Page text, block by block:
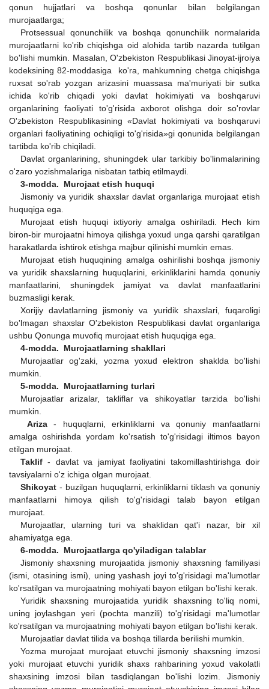
qonun hujjatlari va boshqa qonunlar bilan belgilangan
murojaatlarga;
Protsessual qonunchilik va boshqa qonunchilik normalarida
murojaatlarni ko'rib chiqishga oid alohida tartib nazarda tutilgan
bo'lishi mumkin. Masalan, O'zbekiston Respublikasi Jinoyat-ijroiya
kodeksining 82-moddasiga ko'ra, mahkumning chetga chiqishga
ruxsat so'rab yozgan arizasini muassasa ma'muriyati bir sutka
ichida ko'rib chiqadi yoki davlat hokimiyati va boshqaruvi
organlarining faoliyati to'g'risida axborot olishga doir so'rovlar
O'zbekiston Respublikasining«Davlat hokimiyati va boshqaruvi
organlari faoliyatining ochiqligi to'g'risida»gi qonunida belgilangan
tartibda ko'rib chiqiladi.
Davlat organlarining, shuningdek ular tarkibiy bo'linmalarining
o'zaro yozishmalariga nisbatan tatbiq etilmaydi.
3-modda. Murojaat etish huquqi
Jismoniy va yuridik shaxslar davlat organlariga murojaat etish
huquqiga ega.
Murojaat etish huquqi ixtiyoriy amalga oshiriladi. Hech kim
biron-bir murojaatni himoya qilishga yoxud unga qarshi qaratilgan
harakatlarda ishtirok etishga majbur qilinishi mumkin emas.
Murojaat etish huquqining amalga oshirilishi boshqa jismoniy
va yuridik shaxslarning huquqlarini, erkinliklarini hamda qonuniy
manfaatlarini, shuningdek jamiyat va davlat manfaatlarini
buzmasligi kerak.
Xorijiy davlatlarning jismoniy va yuridik shaxslari, fuqaroligi
bo'lmagan shaxslar O'zbekiston Respublikasi davlat organlariga
ushbu Qonunga muvofiq murojaat etish huquqiga ega.
4-modda. Murojaatlarning shakllari
Murojaatlar og'zaki, yozma yoxud elektron shaklda bo'lishi
mumkin.
5-modda. Murojaatlarning turlari
Murojaatlar arizalar, takliflar va shikoyatlar tarzida bo'lishi
mumkin.
Ariza- huquqlarni, erkinliklarni va qonuniy manfaatlarni
amalga oshirishda yordam ko'rsatish to'g'risidagi iltimos bayon
etilgan murojaat.
Taklif- davlat va jamiyat faoliyatini takomillashtirishga doir
tavsiyalarni o'z ichiga olgan murojaat.
Shikoyat - buzilgan huquqlarni, erkinliklarni tiklash va qonuniy
manfaatlarni himoya qilish to'g'risidagi talab bayon etilgan
murojaat.
Murojaatlar, ularning turi va shaklidan qat'i nazar, bir xil
ahamiyatga ega.
6-modda. Murojaatlarga qo'yiladigan talablar
Jismoniy shaxsning murojaatida jismoniy shaxsning familiyasi
(ismi, otasining ismi), uning yashash joyi to'g'risidagi ma'lumotlar
ko'rsatilgan va murojaatning mohiyati bayon etilgan bo'lishi kerak.
Yuridik shaxsning murojaatida yuridik shaxsning to'liq nomi,
uning joylashgan yeri (pochta manzili) to'g'risidagi ma'lumotlar
ko'rsatilgan va murojaatning mohiyati bayon etilgan bo'lishi kerak.
Murojaatlar davlat tilida va boshqa tillarda berilishi mumkin.
Yozma murojaat murojaat etuvchi jismoniy shaxsning imzosi
yoki murojaat etuvchi yuridik shaxs rahbarining yoxud vakolatli
shaxsining imzosi bilan tasdiqlangan bo'lishi lozim. Jismoniy